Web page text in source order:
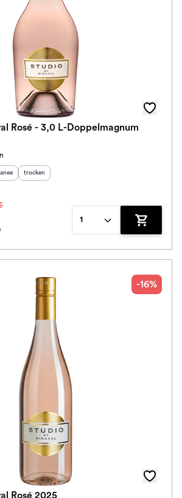
Rosé - 3,0 L-Doppelmagnum
Geschmack
trocken
1
Zum
-16%
Rosé 2025